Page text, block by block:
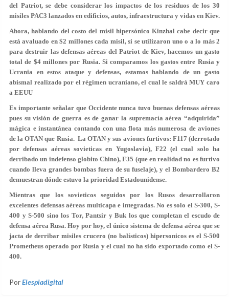
del Patriot, se debe considerar los impactos de los residuos de los 30
misiles PAC3 lanzados en edificios, autos, infraestructura y vidas en Kiev.
Ahora, hablando del costo del misil hipersónico Kinzhal cabe decir que
está avaluado en $2 millones cada misil, si se utilizaron uno o a lo más 2
para destruir las defensas aéreas del Patriot de Kiev, hacemos un gasto
total de $4 millones por Rusia. Si comparamos los gastos entre Rusia y
Ucrania en estos ataque y defensas, estamos hablando de un gasto
abismal realizado por el régimen ucraniano, el cual le saldrá MUY caro
a EEUU
Es importante señalar que Occidente nunca tuvo buenas defensas aéreas
pues su visión de guerra es de ganar la supremacía aérea “adquirida”
mágica e instantánea contando con una flota más numerosa de aviones
de la OTAN que Rusia. La OTAN y sus aviones furtivos: F117 (derrotado
por defensas aéreas sovieticas en Yugoslavia), F22 (el cual solo ha
derribado un indefenso globito Chino), F35 (que en realidad no es furtivo
cuando lleva grandes bombas fuera de su fuselaje), y el Bombardero B2
demuestran dónde estuvo la prioridad Estadounidense.
Mientras que los sovieticos seguidos por los Rusos desarrollaron
excelentes defensas aéreas multicapa e integradas. No es solo el S-300, S-
400 y S-500 sino los Tor, Pantsir y Buk los que completan el escudo de
defensa aérea Rusa. Hoy por hoy, el único sistema de defensa aérea que se
jacta de derribar misiles crucero (no balísticos) hipersonicos es el S-500
Prometheus operado por Rusia y el cual no ha sido exportado como el S-
400.
PorElespiadigital